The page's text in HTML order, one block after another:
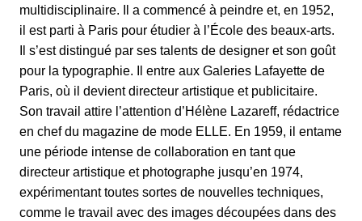
multidisciplinaire. Il a commencé à peindre et, en 1952,
il est parti à Paris pour étudier à l’École des beaux-arts.
Il s’est distingué par ses talents de designer et son goût
pour la typographie. Il entre aux Galeries Lafayette de
Paris, où il devient directeur artistique et publicitaire.
Son travail attire l’attention d’Hélène Lazareff, rédactrice
en chef du magazine de mode ELLE. En 1959, il entame
une période intense de collaboration en tant que
directeur artistique et photographe jusqu’en 1974,
expérimentant toutes sortes de nouvelles techniques,
comme le travail avec des images découpées dans des